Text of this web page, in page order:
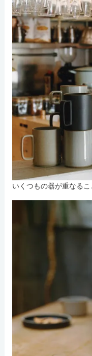
いくつもの器が重なる